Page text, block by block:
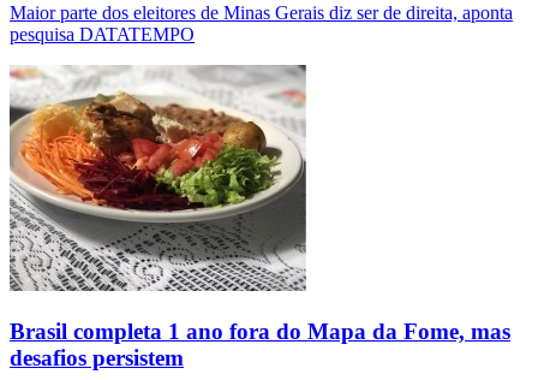
Maior parte dos eleitores de Minas Gerais diz ser de direita, aponta
pesquisa DATATEMPO
Brasil completa 1 ano fora do Mapa da Fome, mas
desafios persistem